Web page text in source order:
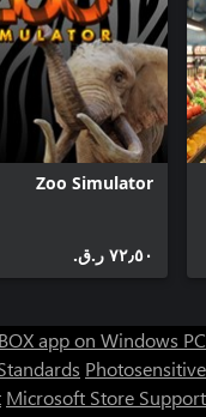
Zoo Simulator
٧٢٫٥٠ ر.ق.‏
app on Windows PC
Photosensitive
Microsoft Store Support